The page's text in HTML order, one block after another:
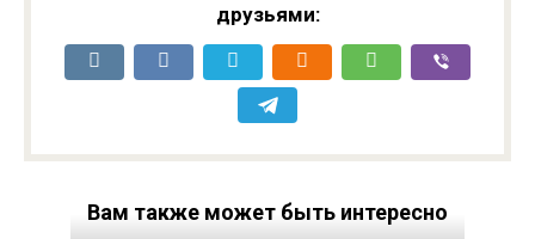
друзьями:
Вам также может быть интересно